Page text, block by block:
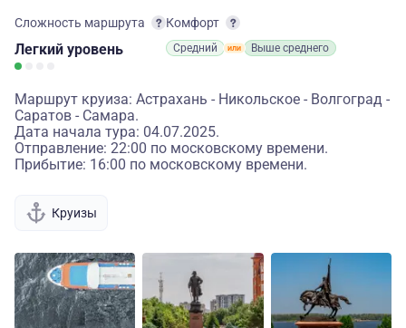
Сложность маршрута
Легкий уровень
Комфорт
Средний Выше среднего
Маршрут круиза: Астрахань - Никольское - Волгоград -
Саратов - Самара.
Дата начала тура: 04.07.2025.
Отправление: 22:00 по московскому времени.
Прибытие: 16:00 по московскому времени.
Круизы